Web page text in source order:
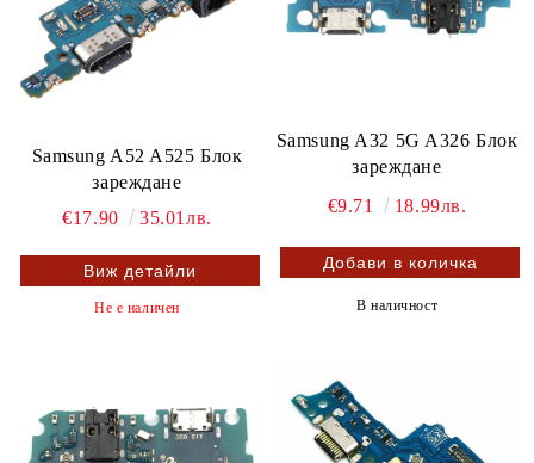
Samsung A52 A525 Блок
зареждане
€17.90
35.01лв.
Виж детайли
Не е наличен
Samsung A32 5G A326 Блок
зареждане
€9.71
18.99лв.
В наличност